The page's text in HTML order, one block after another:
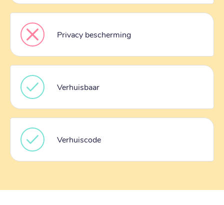
Privacy bescherming
Verhuisbaar
Verhuiscode